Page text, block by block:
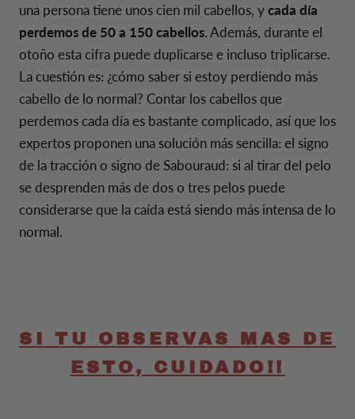
una persona tiene unos cien mil cabellos, ycada día
perdemos de 50 a 150 cabellos. Además, durante el
otoño esta cifra puede duplicarse e incluso triplicarse.
La cuestión es: ¿cómo saber si estoy perdiendo más
cabello de lo normal? Contar los cabellos que
perdemos cada día es bastante complicado, así que los
expertos proponen una solución más sencilla: el signo
de la tracción o signo de Sabouraud: si al tirar del pelo
se desprenden más de dos o tres pelos puede
considerarse que la caída está siendo más intensa de lo
normal.
SI TU OBSERVAS MAS DE
ESTO, CUIDADO!!